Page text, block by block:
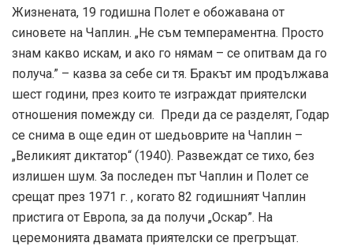
Жизнената, 19 годишна Полет е обожавана от
синовете на Чаплин. „Не съм темпераментна. Просто
знам какво искам, и ако го нямам – се опитвам да го
получа.” – казва за себе си тя. Бракът им продължава
шест години, през които те изграждат приятелски
отношения помежду си. Преди да се разделят, Годар
се снима в още един от шедьоврите на Чаплин –
„Великият диктатор“ (1940). Развеждат се тихо, без
излишен шум. За последен път Чаплин и Полет се
срещат през 1971 г. , когато 82 годишният Чаплин
пристига от Европа, за да получи „Оскар”. На
церемонията двамата приятелски се прегръщат.